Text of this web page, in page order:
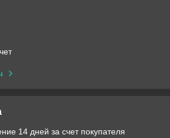
14 дней за счет покупателя